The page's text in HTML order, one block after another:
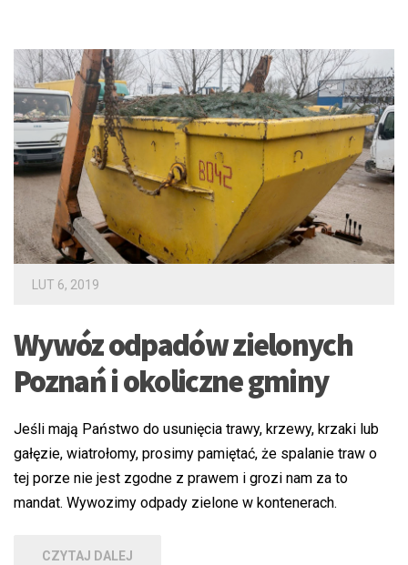
LUT 6, 2019
Wywóz odpadów zielonych
Poznań i okoliczne gminy
Jeśli mają Państwo do usunięcia trawy, krzewy, krzaki lub
gałęzie, wiatrołomy, prosimy pamiętać, że spalanie traw o
tej porze nie jest zgodne z prawem i grozi nam za to
mandat. Wywozimy odpady zielone w kontenerach.
CZYTAJ DALEJ